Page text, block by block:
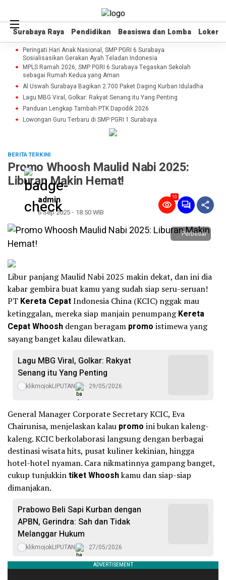
Surabaya Raya Pendidikan Beasiswa dan Lomba Loker
Surabaya Raya Pendidikan Beasiswa dan Lomba Loker
Peringati Hari Anak Nasional, SMP PGRI 6 Surabaya
Sosialisasikan Gerakan Ayah Teladan Indonesia
MPLS Ramah 2026, SMP PGRI 6 Surabaya Tegaskan Sekolah
sebagai Rumah Kedua yang Aman
Al Uswah Surabaya Bagikan 2.700 Paket Daging Kurban Iduladha
Lagu MBG Viral, Golkar: Rakyat Senang itu Yang Penting
Panduan Lengkap Tambah PTK Dapodik 2026
Lowongan Guru Terbaru di SMP PGRI 1 Surabaya
BERITA TERKINI
Promo Whoosh Maulid Nabi 2025:
Liburan Makin Hemat!
admin
6 Sep 2025 - 18:50 WIB
10
Perbesar
Libur panjang Maulid Nabi 2025 makin dekat, dan ini dia
kabar gembira buat kamu yang sudah siap seru-seruan!
PT Kereta CepatIndonesia China (KCIC) nggak mau
ketinggalan, mereka siap manjain penumpangKereta
Cepat Whoosh dengan beragam promo istimewa yang
sayang banget kalau dilewatkan.
Lagu MBG Viral, Golkar: Rakyat
Senang itu Yang Penting
klikmojokLIPUTAN 29/05/2026
General Manager Corporate Secretary KCIC, Eva
Chairunisa, menjelaskan kalau promo ini bukan kaleng-
kaleng. KCIC berkolaborasi langsung dengan berbagai
destinasi wisata hits, pusat kuliner kekinian, hingga
hotel-hotel nyaman. Cara nikmatinnya gampang banget,
cukup tunjukkintiket Whooshkamu dan siap-siap
dimanjakan.
Prabowo Beli Sapi Kurban dengan
APBN, Gerindra: Sah dan Tidak
Melanggar Hukum
klikmojokLIPUTAN 27/05/2026